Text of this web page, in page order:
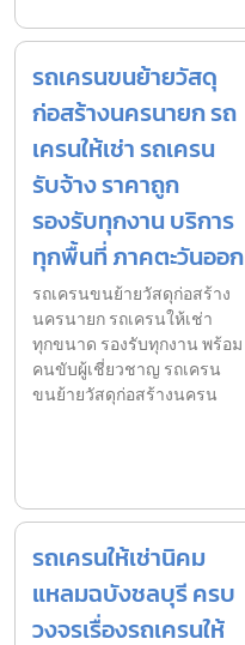
รถเครนขนย้ายวัสดุ
ก่อสร้างนครนายก รถ
เครนให้เช่า รถเครน
รับจ้าง ราคาถูก
รองรับทุกงาน บริการ
ทุกพื้นที่ ภาคตะวันออก
รถเครนขนย้ายวัสดุก่อสร้าง
นครนายก รถเครนให้เช่า
ทุกขนาด รองรับทุกงาน พร้อม
คนขับผู้เชี่ยวชาญ รถเครน
ขนย้ายวัสดุก่อสร้างนครน
รถเครนให้เช่านิคม
แหลมฉบังชลบุรี ครบ
วงจรเรื่องรถเครนให้